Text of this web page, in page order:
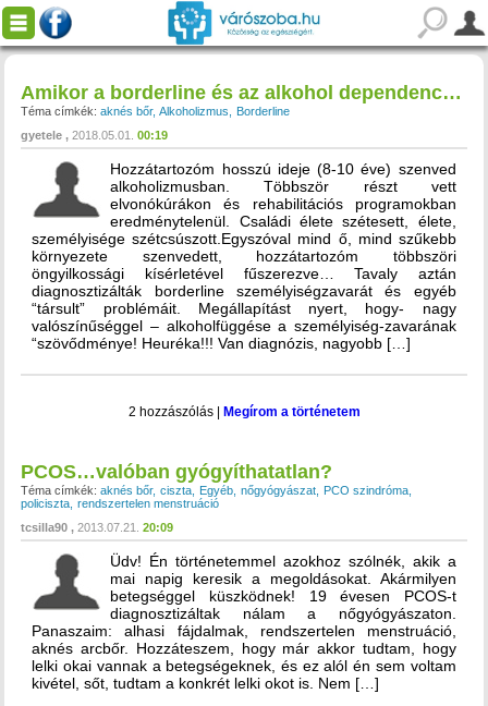
Amikor a borderline és az alkohol dependencia “társul”.
Téma címkék: aknés bőr Alkoholizmus
Borderline
gyetele
2018.05.01. 00:19
Hozzátartozóm hosszú ideje (8-10 éve) szenved
alkoholizmusban. Többször részt vett
elvonókúrákon és rehabilitációs programokban
eredménytelenül. Családi élete szétesett, élete,
személyisége szétcsúszott.Egyszóval mind ő, mind szűkebb
környezete szenvedett, hozzátartozóm többszöri
öngyilkossági kísérletével fűszerezve… Tavaly aztán
diagnosztizálták borderline személyiségzavarát és egyéb
“társult” problémáit. Megállapítást nyert, hogy- nagy
valószínűséggel – alkoholfüggése a személyiség-zavarának
“szövődménye! Heuréka!!! Van diagnózis, nagyobb […]
2 hozzászólás| Megírom a történetem
PCOS…valóban gyógyíthatatlan?
Téma címkék: aknés bőr ciszta Egyéb nőgyógyászat
PCO szindróma
policiszta
rendszertelen menstruáció
tcsilla90
2013.07.21. 20:09
Üdv! Én történetemmel azokhoz szólnék, akik a
mai napig keresik a megoldásokat. Akármilyen
betegséggel küszködnek! 19 évesen PCOS-t
diagnosztizáltak nálam a nőgyógyászaton.
Panaszaim: alhasi fájdalmak, rendszertelen menstruáció,
aknés arcbőr. Hozzáteszem, hogy már akkor tudtam, hogy
lelki okai vannak a betegségeknek, és ez alól én sem voltam
kivétel, sőt, tudtam a konkrét lelki okot is. Nem […]